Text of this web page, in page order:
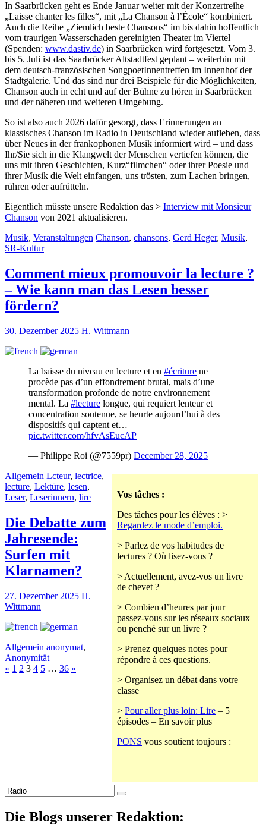
In Saarbrücken geht es Ende Januar weiter mit der Konzertreihe
„Laisse chanter les filles“, mit „La Chanson à l’École“ kombiniert.
Auch die Reihe „Ziemlich beste Chansons“ im bis dahin hoffentlich
vom traurigen Wasserschaden gereinigten Theater im Viertel
(Spenden: www.dastiv.de) in Saarbrücken wird fortgesetzt. Vom 3.
bis 5. Juli ist das Saarbrücker Altstadtfest geplant – weiterhin mit
dem deutsch-französischen SongpoetInnentreffen im Innenhof der
Stadtgalerie. Und das sind nur drei Beispiele für die Möglichkeiten,
Chanson auch in echt und auf der Bühne zu hören in Saarbrücken
und der näheren und weiteren Umgebung.
So ist also auch 2026 dafür gesorgt, dass Erinnerungen an
klassisches Chanson im Radio in Deutschland wieder aufleben, dass
über Neues in der frankophonen Musik informiert wird – und dass
Ihr/Sie sich in die Klangwelt der Menschen vertiefen können, die
uns mit ihren Geschichten, Kurz“filmchen“ oder ihrer Poesie und
ihrer Musik die Welt einfangen, uns trösten, zum Lachen bringen,
rühren oder aufrütteln.
Eigentlich müsste unsere Redaktion das > Interview mit Monsieur
Chanson von 2021 aktualisieren.
Musik, Veranstaltungen Chanson, chansons, Gerd Heger, Musik,
SR-Kultur
Comment mieux promouvoir la lecture ?
– Wie kann man das Lesen besser
fördern?
30. Dezember 2025 H. Wittmann
La baisse du niveau en lecture et en #écriture ne
procède pas d’un effondrement brutal, mais d’une
transformation profonde de notre environnement
mental. La #lecture longue, qui requiert lenteur et
concentration soutenue, se heurte aujourd’hui à des
dispositifs qui captent et…
pic.twitter.com/hfvAsEucAP
— Philippe Roi (@7559pr) December 28, 2025
Vos tâches :
Des tâches pour les élèves : >
Regardez le mode d’emploi.
> Parlez de vos habitudes de
lectures ? Où lisez-vous ?
> Actuellement, avez-vos un livre
de chevet ?
> Combien d’heures par jour
passez-vous sur les réseaux sociaux
ou penché sur un livre ?
> Prenez quelques notes pour
répondre à ces questions.
> Organisez un débat dans votre
classe
> Pour aller plus loin: Lire – 5
épisodes – En savoir plus
PONS vous soutient toujours :
Allgemein Lcteur, lectrice,
lecture, Lektüre, lesen,
Leser, Leserinnern, lire
Die Debatte zum
Jahresende:
Surfen mit
Klarnamen?
27. Dezember 2025 H.
Wittmann
Allgemein anonymat,
Anonymität
« 1 2 3 4 5 … 36 »
Suche
nach:
Die Blogs unserer Redaktion: